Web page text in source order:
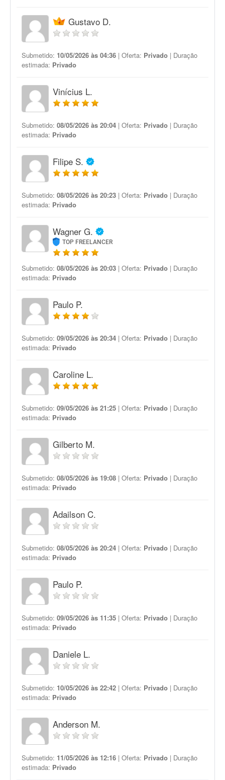
Gustavo D.
Submetido: 10/05/2026 às 04:36 | Oferta: Privado | Duração
estimada: Privado
Vinícius L.
Submetido: 08/05/2026 às 20:04 | Oferta: Privado | Duração
estimada: Privado
Filipe S.
Submetido: 08/05/2026 às 20:23 | Oferta: Privado | Duração
estimada: Privado
Wagner G.
TOP FREELANCER
Submetido: 08/05/2026 às 20:03 | Oferta: Privado | Duração
estimada: Privado
Paulo P.
Submetido: 09/05/2026 às 20:34 | Oferta: Privado | Duração
estimada: Privado
Caroline L.
Submetido: 09/05/2026 às 21:25 | Oferta: Privado | Duração
estimada: Privado
Gilberto M.
Submetido: 08/05/2026 às 19:08 | Oferta: Privado | Duração
estimada: Privado
Adailson C.
Submetido: 08/05/2026 às 20:24 | Oferta: Privado | Duração
estimada: Privado
Paulo P.
Submetido: 09/05/2026 às 11:35 | Oferta: Privado | Duração
estimada: Privado
Daniele L.
Submetido: 10/05/2026 às 22:42 | Oferta: Privado | Duração
estimada: Privado
Anderson M.
Submetido: 11/05/2026 às 12:16 | Oferta: Privado | Duração
estimada: Privado